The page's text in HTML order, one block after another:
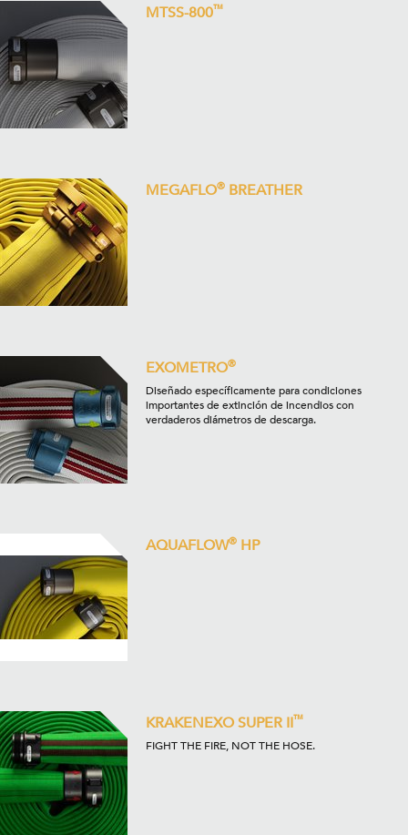
MTSS-800™
MEGAFLO® BREATHER
EXOMETRO®
Diseñado específicamente para condiciones
importantes de extinción de incendios con
verdaderos diámetros de descarga.
AQUAFLOW® HP
KRAKENEXO SUPER II™
FIGHT THE FIRE, NOT THE HOSE.